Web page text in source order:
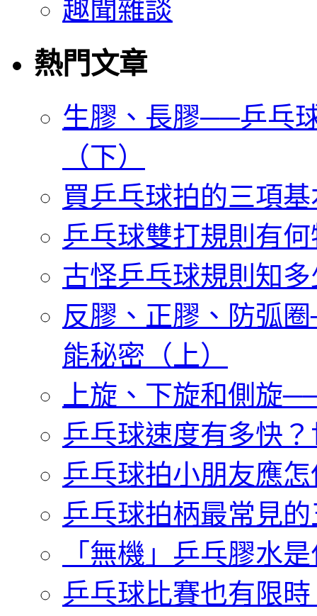
趣聞雜談
熱門文章
生膠、長膠──乒乓
（下）
買乒乓球拍的三項
乒乓球雙打規則有
古怪乒乓球規則知
反膠、正膠、防弧
能秘密（上）
上旋、下旋和側旋
乒乓球速度有多快
乒乓球拍小朋友應
乒乓球拍柄最常見
「無機」乒乓膠水
乒乓球比賽也有限